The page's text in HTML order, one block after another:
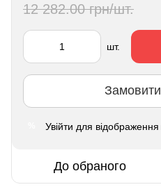
12 282.00 грн/шт.
шт.
Увійти для відображення
До обраного